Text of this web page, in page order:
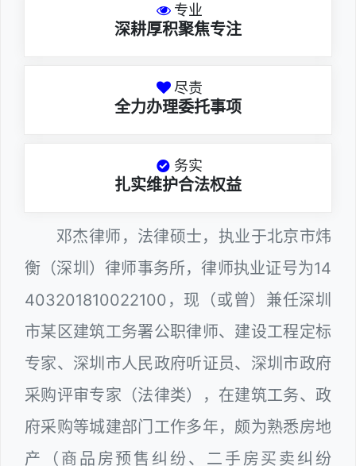
专业
深耕厚积聚焦专注
尽责
全力办理委托事项
务实
扎实维护合法权益
邓杰律师，法律硕士，执业于北京市炜
衡（深圳）律师事务所，律师执业证号为14
403201810022100，现（或曾）兼任深圳
市某区建筑工务署公职律师、建设工程定标
专家、深圳市人民政府听证员、深圳市政府
采购评审专家（法律类），在建筑工务、政
府采购等城建部门工作多年，颇为熟悉房地
产（商品房预售纠纷、二手房买卖纠纷